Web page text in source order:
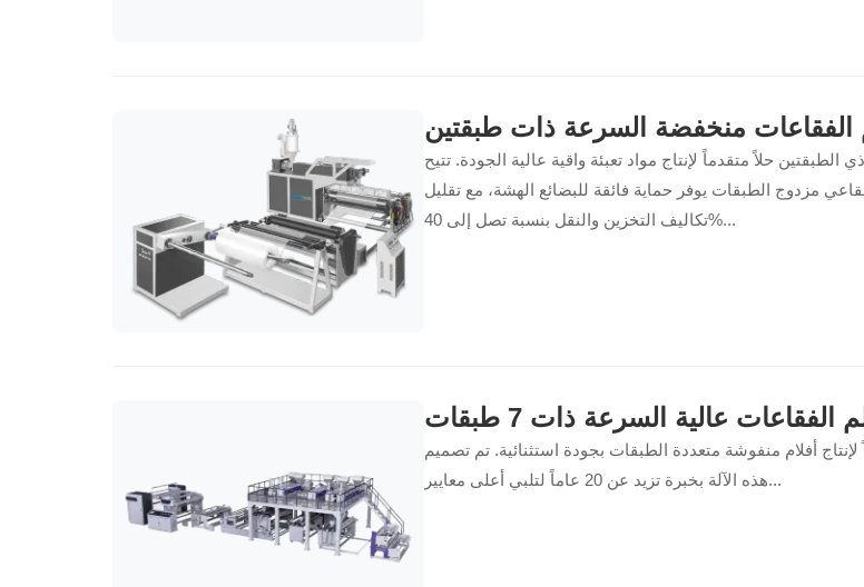
الفقاعات منخفضة السرعة ذات طبقتين
الطبقتين حلاً متقدماً لإنتاج مواد تعبئة واقية عالية الجودة. تتيح
فقاعي مزدوج الطبقات يوفر حماية فائقة للبضائع الهشة، مع تقليل
تكاليف التخزين والنقل بنسبة تصل إلى 40%...
الفقاعات عالية السرعة ذات 7 طبقات
لإنتاج أفلام منفوشة متعددة الطبقات بجودة استثنائية. تم تصميم
هذه الآلة بخبرة تزيد عن 20 عاماً لتلبي أعلى معايير...